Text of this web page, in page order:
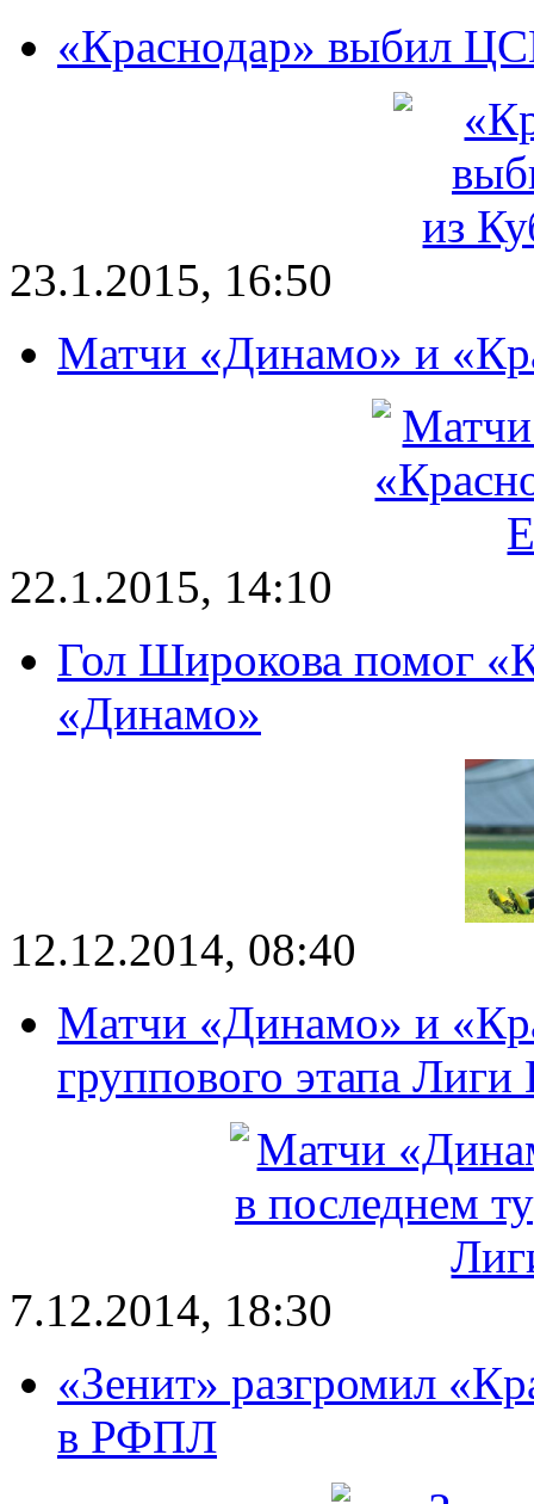
«Краснодар» выбил
23.1.2015, 16:50
Матчи «Динамо» и
22.1.2015, 14:10
Гол Широкова помог
«Динамо»
12.12.2014, 08:40
Матчи «Динамо» и
группового этапа
7.12.2014, 18:30
«Зенит» разгромил
в РФПЛ